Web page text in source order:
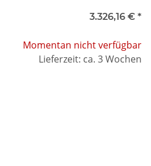
3.326,16 € *
Momentan nicht verfügbar
Lieferzeit: ca. 3 Wochen